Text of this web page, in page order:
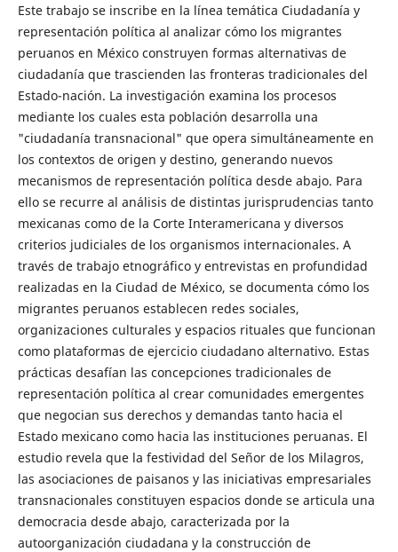
Este trabajo se inscribe en la línea temática Ciudadanía y
representación política al analizar cómo los migrantes
peruanos en México construyen formas alternativas de
ciudadanía que trascienden las fronteras tradicionales del
Estado-nación. La investigación examina los procesos
mediante los cuales esta población desarrolla una
"ciudadanía transnacional" que opera simultáneamente en
los contextos de origen y destino, generando nuevos
mecanismos de representación política desde abajo. Para
ello se recurre al análisis de distintas jurisprudencias tanto
mexicanas como de la Corte Interamericana y diversos
criterios judiciales de los organismos internacionales. A
través de trabajo etnográfico y entrevistas en profundidad
realizadas en la Ciudad de México, se documenta cómo los
migrantes peruanos establecen redes sociales,
organizaciones culturales y espacios rituales que funcionan
como plataformas de ejercicio ciudadano alternativo. Estas
prácticas desafían las concepciones tradicionales de
representación política al crear comunidades emergentes
que negocian sus derechos y demandas tanto hacia el
Estado mexicano como hacia las instituciones peruanas. El
estudio revela que la festividad del Señor de los Milagros,
las asociaciones de paisanos y las iniciativas empresariales
transnacionales constituyen espacios donde se articula una
democracia desde abajo, caracterizada por la
autoorganización ciudadana y la construcción de